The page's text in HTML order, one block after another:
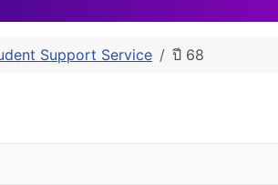
Support Service ปี 68